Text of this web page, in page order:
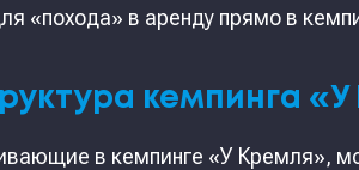
«похода» в аренду прямо в
кемпинга
в кемпинге «У Кремля»,